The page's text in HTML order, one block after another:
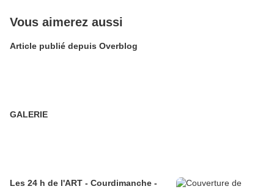
Vous aimerez aussi
Article publié depuis Overblog
GALERIE
Les 24 h de l'ART - Courdimanche -